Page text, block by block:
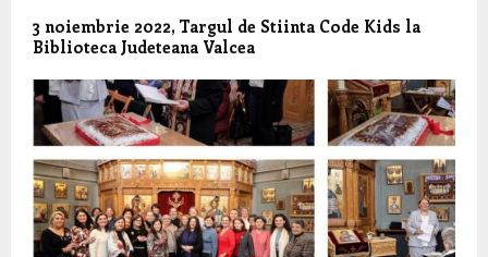
3 noiembrie 2022, Targul de Stiinta Code Kids la
Biblioteca Judeteana Valcea